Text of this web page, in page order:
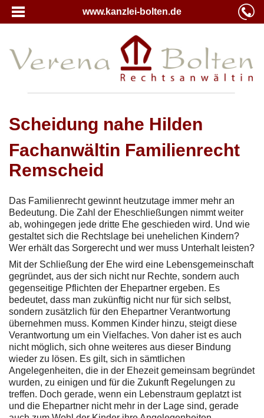
www.kanzlei-bolten.de
Scheidung nahe Hilden
Fachanwältin Familienrecht
Remscheid
Das Familienrecht gewinnt heutzutage immer mehr an
Bedeutung. Die Zahl der Eheschließungen nimmt weiter
ab, wohingegen jede dritte Ehe geschieden wird. Und wie
gestaltet sich die Rechtslage bei unehelichen Kindern?
Wer erhält das Sorgerecht und wer muss Unterhalt leisten?
Mit der Schließung der Ehe wird eine Lebensgemeinschaft
gegründet, aus der sich nicht nur Rechte, sondern auch
gegenseitige Pflichten der Ehepartner ergeben. Es
bedeutet, dass man zukünftig nicht nur für sich selbst,
sondern zusätzlich für den Ehepartner Verantwortung
übernehmen muss. Kommen Kinder hinzu, steigt diese
Verantwortung um ein Vielfaches. Von daher ist es auch
nicht möglich, sich ohne weiteres aus dieser Bindung
wieder zu lösen. Es gilt, sich in sämtlichen
Angelegenheiten, die in der Ehezeit gemeinsam begründet
wurden, zu einigen und für die Zukunft Regelungen zu
treffen. Doch gerade, wenn ein Lebenstraum geplatzt ist
und die Ehepartner nicht mehr in der Lage sind, gerade